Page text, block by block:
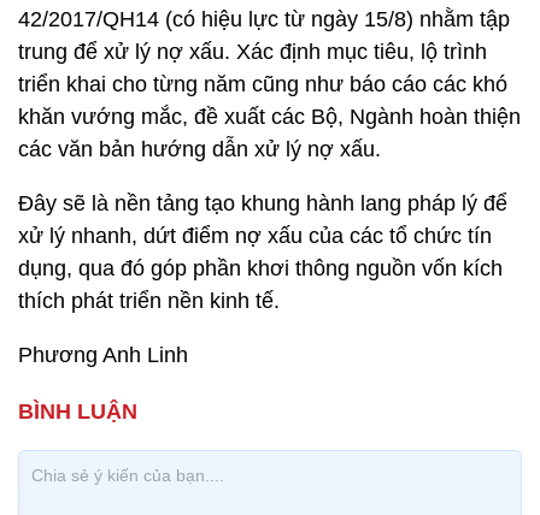
42/2017/QH14 (có hiệu lực từ ngày 15/8) nhằm tập
trung để xử lý nợ xấu. Xác định mục tiêu, lộ trình
triển khai cho từng năm cũng như báo cáo các khó
khăn vướng mắc, đề xuất các Bộ, Ngành hoàn thiện
các văn bản hướng dẫn xử lý nợ xấu.
Đây sẽ là nền tảng tạo khung hành lang pháp lý để
xử lý nhanh, dứt điểm nợ xấu của các tổ chức tín
dụng, qua đó góp phần khơi thông nguồn vốn kích
thích phát triển nền kinh tế.
Phương Anh Linh